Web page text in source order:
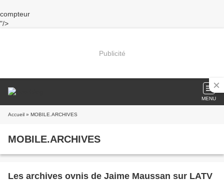
compteur
"/>
Publicité
MENU
Accueil » MOBILE.ARCHIVES
MOBILE.ARCHIVES
Les archives ovnis de Jaime Maussan sur LATV